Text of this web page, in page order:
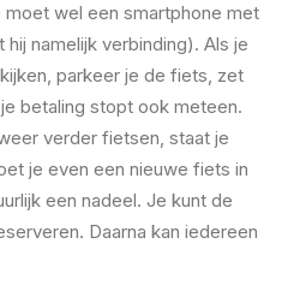
wel een smartphone met
namelijk verbinding). Als je
parkeer je de fiets, zet
betaling stopt ook meteen.
verder fietsen, staat je
je even een nieuwe fiets in
een nadeel. Je kunt de
Daarna kan iedereen